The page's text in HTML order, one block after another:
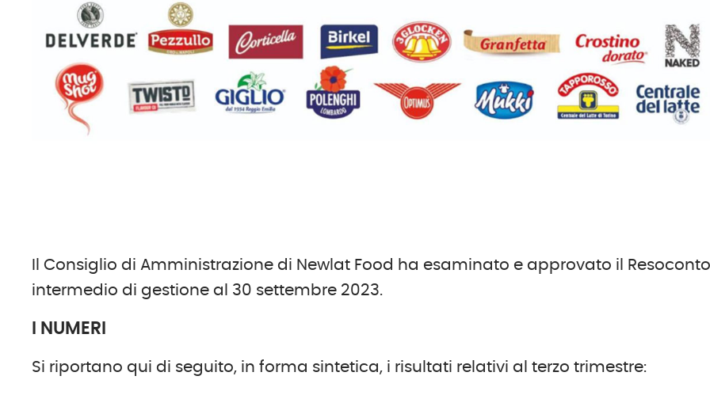
Il Consiglio di Amministrazione di Newlat Food ha esaminato e approvato il
intermedio di gestione al 30 settembre 2023.
I NUMERI
Si riportano qui di seguito, in forma sintetica, i risultati relativi al terzo trimestre: